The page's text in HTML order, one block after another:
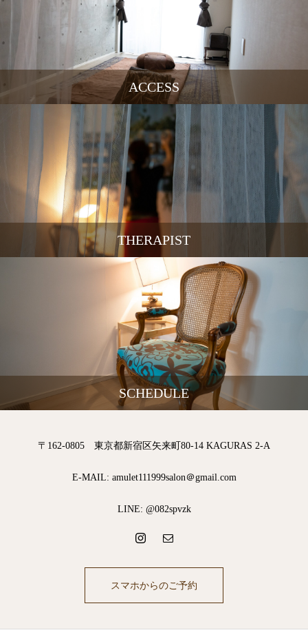
ACCESS
THERAPIST
SCHEDULE
〒162-0805 東京都新宿区矢来町80-14 KAGURAS 2-A
E-MAIL: amulet111999salon＠gmail.com
LINE: @082spvzk
スマホからのご予約